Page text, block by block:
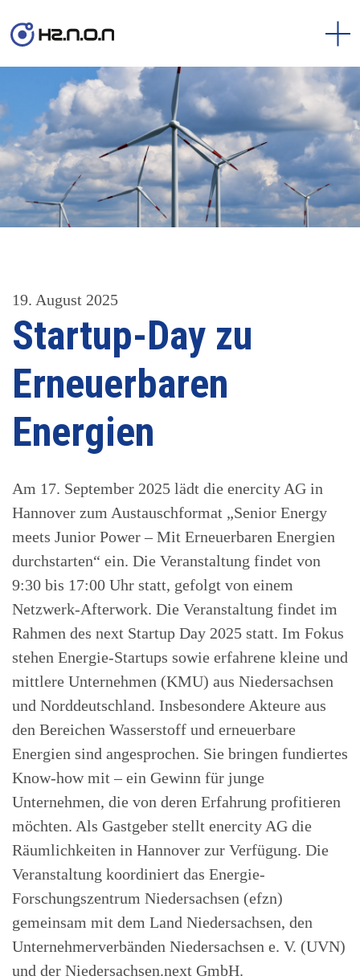
19. August 2025
Startup-Day zu
Erneuerbaren
Energien
Am 17. September 2025 lädt die enercity AG in
Hannover zum Austauschformat „Senior Energy
meets Junior Power – Mit Erneuerbaren Energien
durchstarten“ ein. Die Veranstaltung findet von
9:30 bis 17:00 Uhr statt, gefolgt von einem
Netzwerk-Afterwork. Die Veranstaltung findet im
Rahmen des next Startup Day 2025 statt. Im Fokus
stehen Energie-Startups sowie erfahrene kleine und
mittlere Unternehmen (KMU) aus Niedersachsen
und Norddeutschland. Insbesondere Akteure aus
den Bereichen Wasserstoff und erneuerbare
Energien sind angesprochen. Sie bringen fundiertes
Know-how mit – ein Gewinn für junge
Unternehmen, die von deren Erfahrung profitieren
möchten. Als Gastgeber stellt enercity AG die
Räumlichkeiten in Hannover zur Verfügung. Die
Veranstaltung koordiniert das Energie-
Forschungszentrum Niedersachsen (efzn)
gemeinsam mit dem Land Niedersachsen, den
Unternehmerverbänden Niedersachsen e. V. (UVN)
und der Niedersachsen.next GmbH.